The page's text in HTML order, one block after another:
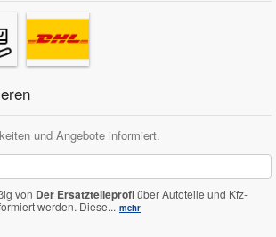
und Angebote informiert.
von Der Ersatzteileprofiüber Autoteile und Kfz-
werden. Diese... mehr